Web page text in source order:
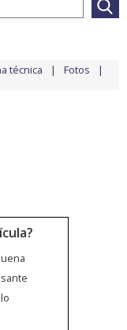
técnica Fotos